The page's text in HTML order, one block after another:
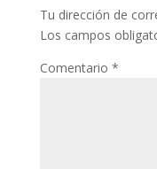
Tu dirección de
Los campos
Comentario *